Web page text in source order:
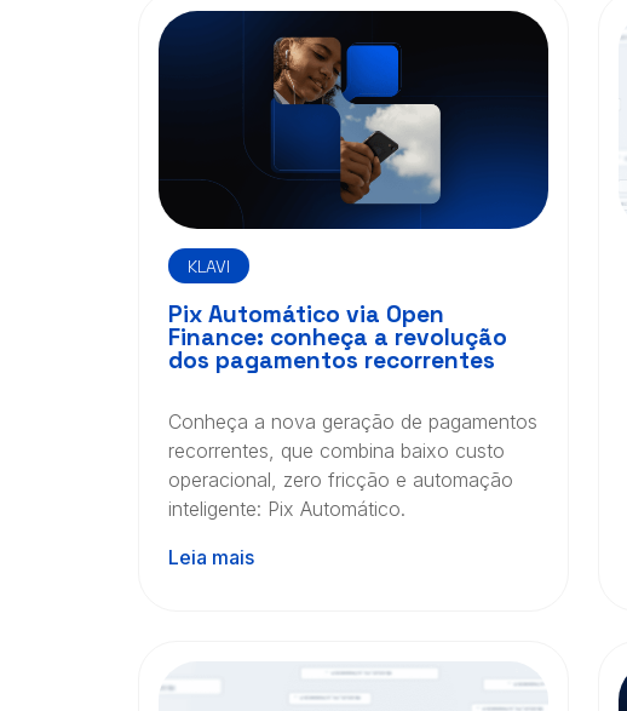
KLAVI
Pix Automático via Open
Finance: conheça a revolução
dos pagamentos recorrentes
Conheça a nova geração de pagamentos
recorrentes, que combina baixo custo
operacional, zero fricção e automação
inteligente: Pix Automático.
Leia mais